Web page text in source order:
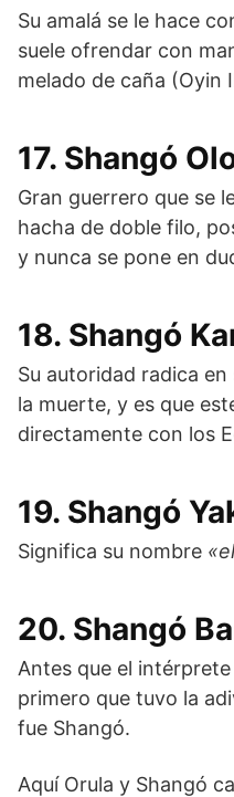
Su amalá se le hace
suele ofrendar con
melado de caña (Oyin
17. Shangó
Gran guerrero que se
hacha de doble filo,
y nunca se pone en
18. Shangó
Su autoridad radica
la muerte, y es que
directamente con los
19. Shangó
Significa su nombre
20. Shangó
Antes que el
primero que tuvo la
fue Shangó.
Aquí Orula y Shangó